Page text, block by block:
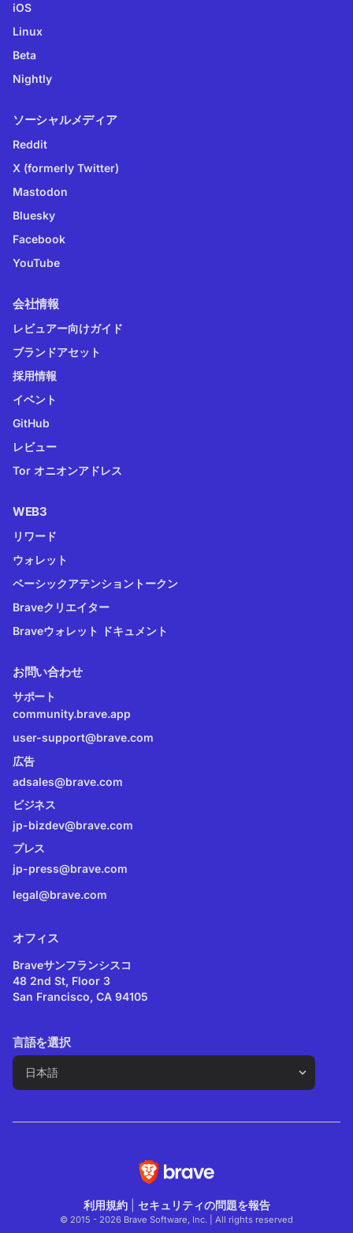
iOS
Linux
Beta
Nightly
ソーシャルメディア
Reddit
X (formerly Twitter)
Mastodon
Bluesky
Facebook
YouTube
会社情報
レビュアー向けガイド
ブランドアセット
採用情報
イベント
GitHub
レビュー
Tor オニオンアドレス
WEB3
リワード
ウォレット
ベーシックアテンショントークン
Braveクリエイター
Braveウォレット ドキュメント
お問い合わせ
サポート
community.brave.app
user-support@brave.com
広告
adsales@brave.com
ビジネス
jp-bizdev@brave.com
プレス
jp-press@brave.com
legal@brave.com
オフィス
Braveサンフランシスコ
48 2nd St, Floor 3
San Francisco, CA 94105
言語を選択
利用規約| セキュリティの問題を報告
© 2015 - 2026 Brave Software, Inc. | All rights reserved